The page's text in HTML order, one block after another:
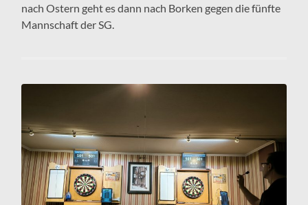
nach Ostern geht es dann nach Borken gegen die fünfte
Mannschaft der SG.